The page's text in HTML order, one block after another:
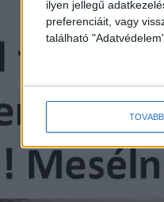
ilyen jellegű
preferenciáit, vagy
található